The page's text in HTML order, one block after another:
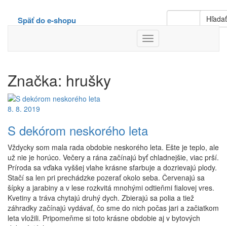
Hľadať
Späť do e-shopu
Toggle
Navigation
Značka: hrušky
8. 8. 2019
S dekórom neskorého leta
Vždycky som mala rada obdobie neskorého leta. Ešte je teplo, ale
už nie je horúco. Večery a rána začínajú byť chladnejšie, viac prší.
Príroda sa vďaka vyššej vlahe krásne sfarbuje a dozrievajú plody.
Stačí sa len pri prechádzke pozerať okolo seba. Červenajú sa
šípky a jarabiny a v lese rozkvitá mnohými odtieňmi fialovej vres.
Kvetiny a tráva chytajú druhý dych. Zbierajú sa polia a tiež
záhradky začínajú vydávať, čo sme do nich počas jari a začiatkom
leta vložili. Pripomeňme si toto krásne obdobie aj v bytových